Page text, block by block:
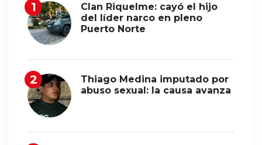
Clan Riquelme: cayó el hijo
del líder narco en pleno
Puerto Norte
Thiago Medina imputado por
abuso sexual: la causa avanza